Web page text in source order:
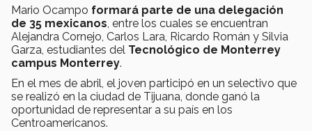
Mario Ocampo formará parte de una delegación
de 35 mexicanos, entre los cuales se encuentran
Alejandra Cornejo, Carlos Lara, Ricardo Román y Silvia
Garza, estudiantes del Tecnológico de Monterrey
campus Monterrey.
En el mes de abril, el joven participó en un selectivo que
se realizó en la ciudad de Tijuana, donde ganó la
oportunidad de representar a su país en los
Centroamericanos.